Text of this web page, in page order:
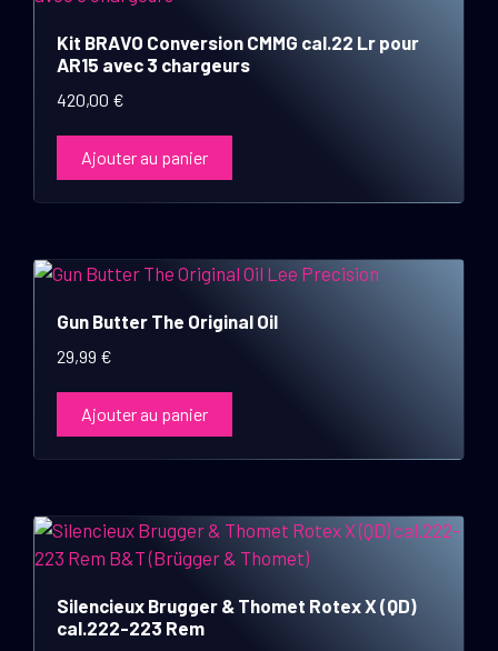
Kit BRAVO Conversion CMMG cal.22 Lr pour
AR15 avec 3 chargeurs
420,00 €
Ajouter au panier
Gun Butter The Original Oil
29,99 €
Ajouter au panier
Silencieux Brugger & Thomet Rotex X (QD)
cal.222-223 Rem